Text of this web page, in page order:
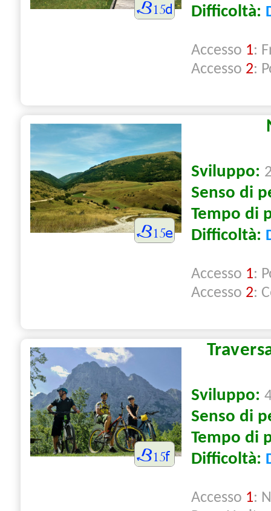
Difficoltà:
Accesso 1:
Accesso 2:
Sviluppo:
Senso di
Tempo di
Difficoltà:
Accesso 1:
Accesso 2:
Sviluppo:
Senso di
Tempo di
Difficoltà:
Accesso 1: